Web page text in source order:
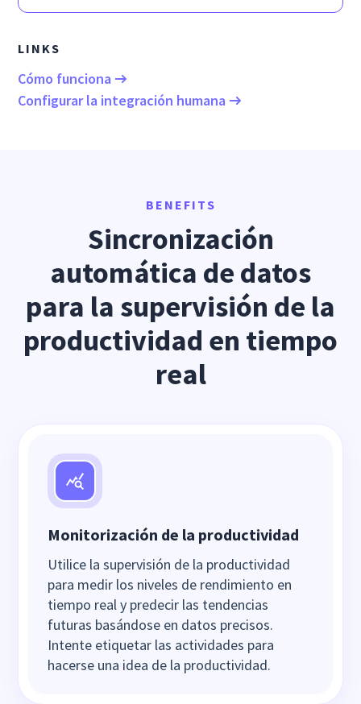
LINKS
Cómo funciona
Configurar la integración humana
BENEFITS
Sincronización
automática de datos
para la supervisión de la
productividad en tiempo
real
Monitorización de la productividad
Utilice la supervisión de la productividad
para medir los niveles de rendimiento en
tiempo real y predecir las tendencias
futuras basándose en datos precisos.
Intente etiquetar las actividades para
hacerse una idea de la productividad.